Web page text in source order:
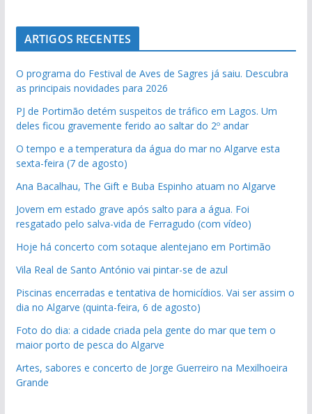
ARTIGOS RECENTES
O programa do Festival de Aves de Sagres já saiu. Descubra
as principais novidades para 2026
PJ de Portimão detém suspeitos de tráfico em Lagos. Um
deles ficou gravemente ferido ao saltar do 2º andar
O tempo e a temperatura da água do mar no Algarve esta
sexta-feira (7 de agosto)
Ana Bacalhau, The Gift e Buba Espinho atuam no Algarve
Jovem em estado grave após salto para a água. Foi
resgatado pelo salva-vida de Ferragudo (com vídeo)
Hoje há concerto com sotaque alentejano em Portimão
Vila Real de Santo António vai pintar-se de azul
Piscinas encerradas e tentativa de homicídios. Vai ser assim o
dia no Algarve (quinta-feira, 6 de agosto)
Foto do dia: a cidade criada pela gente do mar que tem o
maior porto de pesca do Algarve
Artes, sabores e concerto de Jorge Guerreiro na Mexilhoeira
Grande